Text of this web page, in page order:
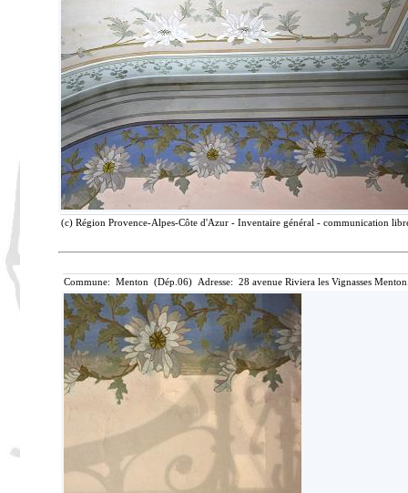
(c) Région Provence-Alpes-Côte d'Azur - Inventaire général - communication
Commune: Menton (Dép.06) Adresse: 28 avenue Riviera les Vignasses